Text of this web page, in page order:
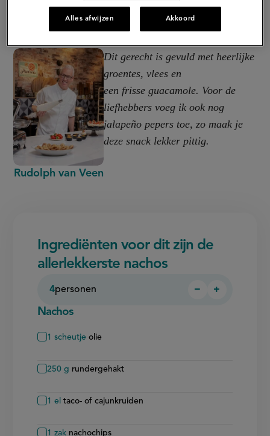
Rudolph van Veen
Dit gerecht is gevuld met heerlijke
groentes, vlees en
een frisse guacamole. Voor de
liefhebbers voeg ik ook nog
jalapeño pepers toe, zo maak je
deze snack lekker pittig.
Ingrediënten voor dit zijn de
allerlekkerste nachos
4personen
Persoon
−
Persoon
+
Nachos
1 scheutje olie
250 g rundergehakt
1 el taco- of cajunkruiden
1 zak nachochips
Alles afwijzen Akkoord